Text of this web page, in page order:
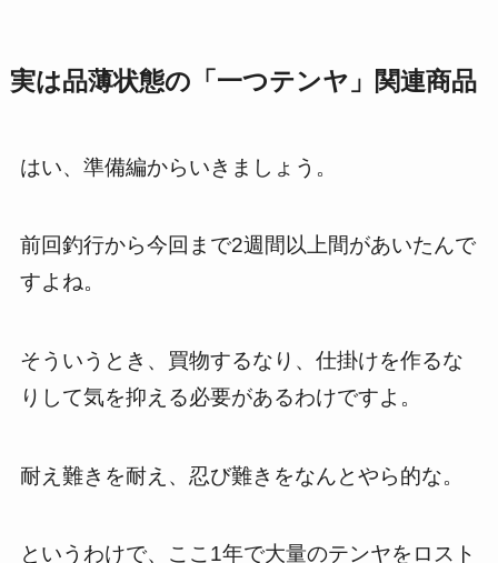
実は品薄状態の「一つテンヤ」関連商品
はい、準備編からいきましょう。
前回釣行から今回まで2週間以上間があいたんで
すよね。
そういうとき、買物するなり、仕掛けを作るな
りして気を抑える必要があるわけですよ。
耐え難きを耐え、忍び難きをなんとやら的な。
というわけで、ここ1年で大量のテンヤをロスト